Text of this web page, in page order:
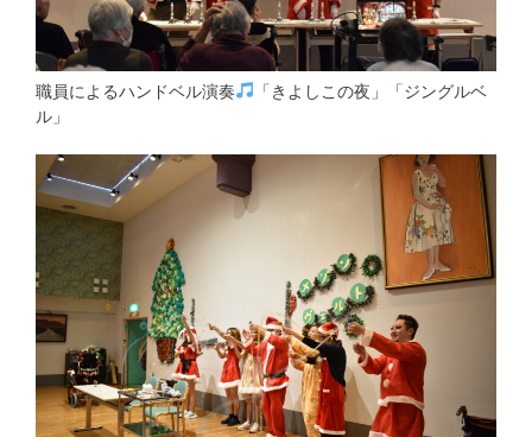
職員によるハンドベル演奏
「きよしこの夜」「ジングルベ
ル」